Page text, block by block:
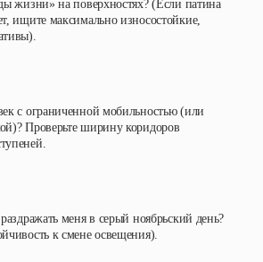
жизни» на поверхностях? (Если патина
ищите максимально износостойкие,
с ограниченной мобильностью (или
Проверьте ширину коридоров
меня в серый ноябрьский день?
к смене освещения).